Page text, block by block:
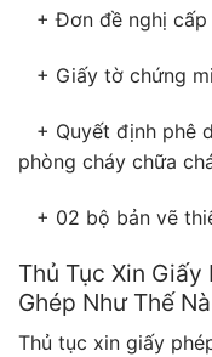
+ Đơn đề nghị cấp
+ Giấy tờ chứng
+ Quyết định phê
phòng cháy chữa
+ 02 bộ bản vẽ
Thủ Tục Xin
Ghép Như Thế
Thủ tục xin giấy